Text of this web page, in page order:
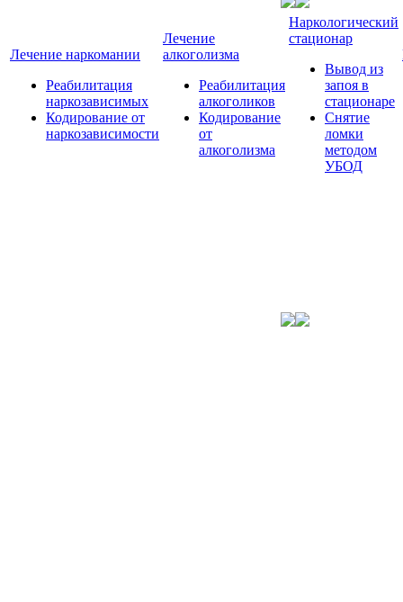
Лечение наркомании
Реабилитация
наркозависимых
Кодирование от
наркозависимости
Лечение
алкоголизма
Реабилитация
алкоголиков
Кодирование
от
алкоголизма
Наркологический
стационар
Вывод из
запоя в
стационаре
Снятие
ломки
методом
УБОД